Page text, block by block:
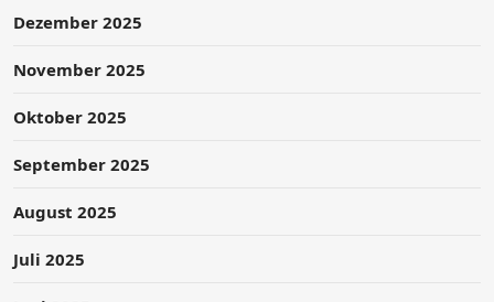
Dezember 2025
November 2025
Oktober 2025
September 2025
August 2025
Juli 2025